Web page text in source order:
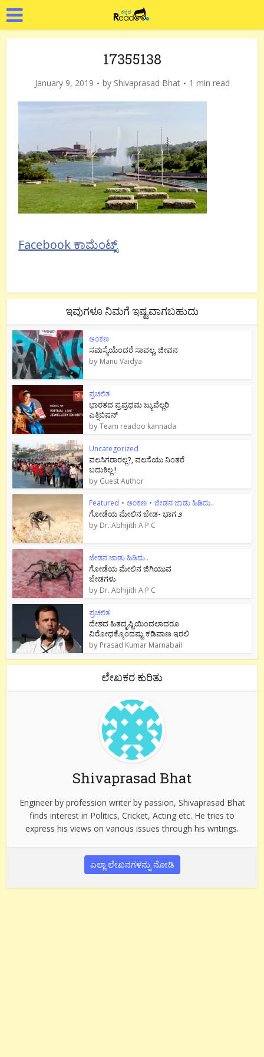
17355138
January 9, 2019 by Shivaprasad Bhat 1 min read
Facebook ಕಾಮೆಂಟ್ಸ್
ಇವುಗಳೂ ನಿಮಗೆ ಇಷ್ಟವಾಗಬಹುದು
ಅಂಕಣ
ಸಮಸ್ಯೆಯೆಂದರೆ ಸಾವಲ್ಲ, ಜೀವನ
by Manu Vaidya
ಪ್ರಚಲಿತ
ಭಾರತದ ಪ್ರಪ್ರಥಮ ಜ್ಯುವೆಲ್ಲರಿ
ಎಕ್ಸಿಬಿಷನ್
byTeam readoo kannada
Uncategorized
ವಲಸಿಗರಾರಲ್ಲ?, ವಲಸೆಯು ನಿಂತರೆ
ಬದುಕಿಲ್ಲ !
by Guest Author
Featured • ಅಂಕಣ • ಜೇಡನ ಜಾಡು ಹಿಡಿದು..
ಗೋಡೆಯ ಮೇಲಿನ ಜೇಡ- ಭಾಗ ೨
by Dr. Abhijith A P C
ಜೇಡನ ಜಾಡು ಹಿಡಿದು..
ಗೋಡೆಯ ಮೇಲಿನ ಜಿಗಿಯುವ
ಜೇಡಗಳು
by Dr. Abhijith A P C
ಪ್ರಚಲಿತ
ದೇಶದ ಹಿತದೃಷ್ಟಿಯಿಂದಲಾದರೂ
ವಿರೋಧಕ್ಕೊಂದಷ್ಟು ಕಡಿವಾಣ ಇರಲಿ
by Prasad Kumar Marnabail
ಲೇಖಕರ ಕುರಿತು
Shivaprasad Bhat
Engineer by profession writer by passion, Shivaprasad Bhat
finds interest in Politics, Cricket, Acting etc. He tries to
express his views on various issues through his writings.
ಎಲ್ಲಾ ಲೇಖನಗಳನ್ನು ನೋಡಿ